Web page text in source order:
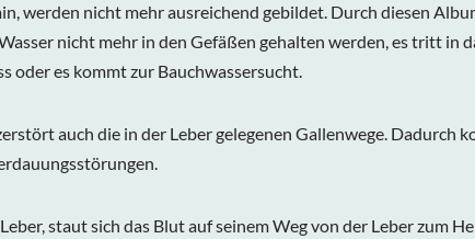
werden nicht mehr ausreichend gebildet. Durch diesen
nicht mehr in den Gefäßen gehalten werden, es tritt in
oder es kommt zur Bauchwassersucht.
auch die in der Leber gelegenen Gallenwege. Dadurch
staut sich das Blut auf seinem Weg von der Leber zum